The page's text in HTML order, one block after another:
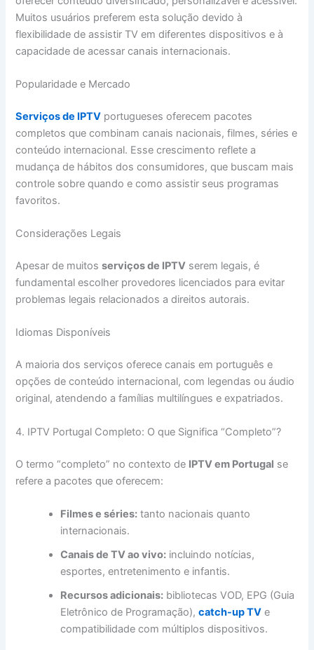
Muitos usuários preferem esta solução devido à
flexibilidade de assistir TV em diferentes dispositivos e à
capacidade de acessar canais internacionais.
Popularidade e Mercado
Serviços de IPTV portugueses oferecem pacotes
completos que combinam canais nacionais, filmes, séries e
conteúdo internacional. Esse crescimento reflete a
mudança de hábitos dos consumidores, que buscam mais
controle sobre quando e como assistir seus programas
favoritos.
Considerações Legais
Apesar de muitosserviços de IPTV serem legais, é
fundamental escolher provedores licenciados para evitar
problemas legais relacionados a direitos autorais.
Idiomas Disponíveis
A maioria dos serviços oferece canais em português e
opções de conteúdo internacional, com legendas ou áudio
original, atendendo a famílias multilíngues e expatriados.
4. IPTV Portugal Completo: O que Significa “Completo”?
O termo “completo” no contexto de IPTV em Portugal se
refere a pacotes que oferecem:
Filmes e séries: tanto nacionais quanto
internacionais.
Canais de TV ao vivo: incluindo notícias,
esportes, entretenimento e infantis.
Recursos adicionais: bibliotecas VOD, EPG (Guia
Eletrônico de Programação),catch-up TV e
compatibilidade com múltiplos dispositivos.